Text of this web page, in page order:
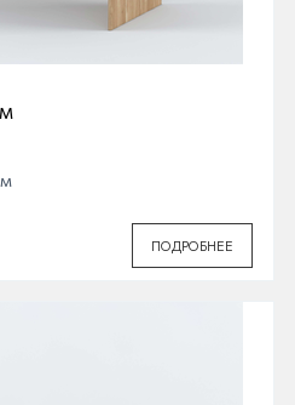
ПОДРОБНЕЕ